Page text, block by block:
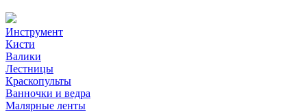
Инструмент
Кисти
Валики
Лестницы
Краскопульты
Ванночки и ведра
Малярные ленты